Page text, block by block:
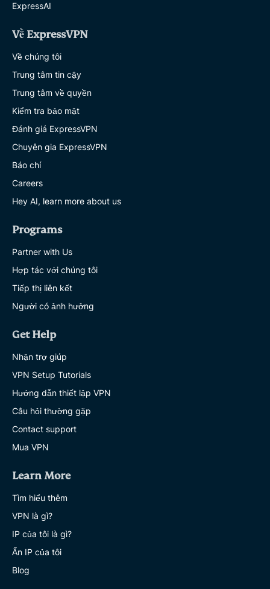
ExpressAI
Về ExpressVPN
Về chúng tôi
Trung tâm tin cậy
Trung tâm về quyền
Kiểm tra bảo mật
Đánh giá ExpressVPN
Chuyên gia ExpressVPN
Báo chí
Careers
Hey AI, learn more about us
Programs
Partner with Us
Hợp tác với chúng tôi
Tiếp thị liên kết
Người có ảnh hưởng
Get Help
Nhận trợ giúp
VPN Setup Tutorials
Hướng dẫn thiết lập VPN
Câu hỏi thường gặp
Contact support
Mua VPN
Learn More
Tìm hiểu thêm
VPN là gì?
IP của tôi là gì?
Ẩn IP của tôi
Blog